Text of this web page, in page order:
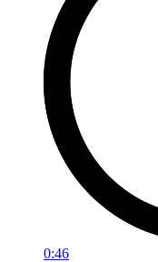
0:46